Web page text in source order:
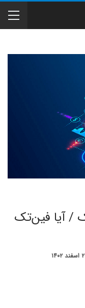
/ آیا فین‌تک
۲ اسفند ۱۴۰۲